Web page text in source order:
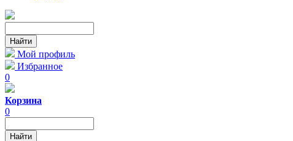
Мой профиль
Избранное
0
Корзина
0